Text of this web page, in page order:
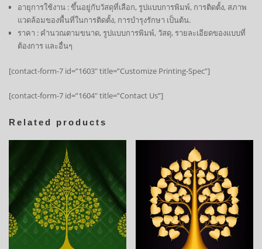
อายุการใช้งาน : ขึ้นอยู่กับวัสดุที่เลือก, รูปแบบการพิมพ์, การติดตั้ง, สภาพ
แวดล้อมของพื้นที่ในการติดตั้ง, การบำรุงรักษา เป็นต้น.
ราคา : คำนวณตามขนาด, รูปแบบการพิมพ์, วัสดุ, รายละเอียดของแบบที่
ต้องการ และอื่นๆ
[contact-form-7 id=”1603″ title=”Customize Printing-Spec”]
[contact-form-7 id=”1604″ title=”Contact Us”]
Related products